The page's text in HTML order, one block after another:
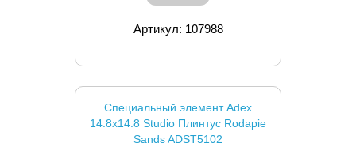
Артикул: 107988
Специальный элемент Adex
14.8x14.8 Studio Плинтус Rodapie
Sands ADST5102